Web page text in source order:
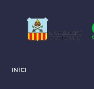
contenido
principal
INICI